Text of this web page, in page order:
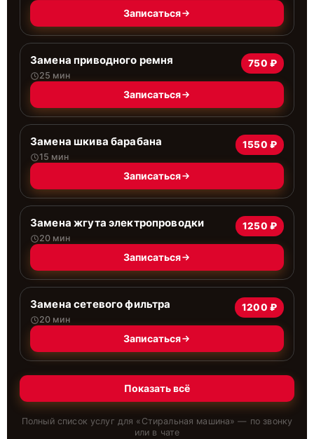
Записаться
Замена приводного ремня
25 мин
750 ₽
Записаться
Замена шкива барабана
15 мин
1550 ₽
Записаться
Замена жгута электропроводки
20 мин
1250 ₽
Записаться
Замена сетевого фильтра
20 мин
1200 ₽
Записаться
Показать всё
Полный список услуг для « Стиральная машина» — по звонку
или в чате